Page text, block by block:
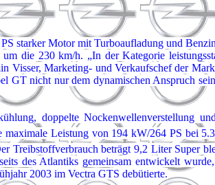
starker Motor mit Turboaufladung und
die 230 km/h. „In der Kategorie
Visser, Marketing- und Verkaufschef der
nicht nur dem dynamischen Anspruch
doppelte Nockenwellenverstellung
maximale Leistung von 194 kW/264 PS bei
Treibstoffverbrauch beträgt 9,2 Liter Super
des Atlantiks gemeinsam entwickelt
2003 im Vectra GTS debütierte.